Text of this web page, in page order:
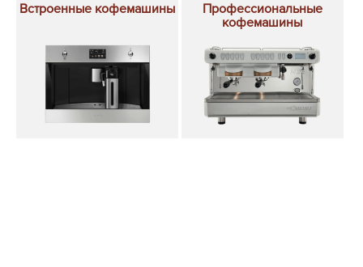
Встроенные кофемашины
Профессиональные
кофемашины